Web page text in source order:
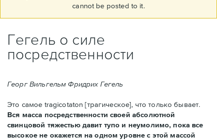
cannot be posted to it.
Гегель о силе
посредственности
Георг Вильгельм Фридрих Гегель
Это самое tragicotaton [трагическое], что только бывает.
Вся масса посредственности своей абсолютной
свинцовой тяжестью давит тупо и неумолимо, пока все
высокое не окажется на одном уровне с этой массой